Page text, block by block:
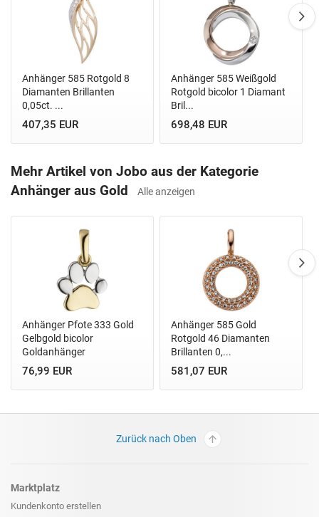
Anhänger 585 Rotgold 8
Diamanten Brillanten
0,05ct. ...
407,35 EUR
Anhänger 585 Weißgold
Rotgold bicolor 1 Diamant
Bril...
698,48 EUR
Mehr Artikel von Jobo aus der Kategorie
Anhänger aus Gold
Alle anzeigen
Anhänger Pfote 333 Gold
Gelbgold bicolor
Goldanhänger
76,99 EUR
Anhänger 585 Gold
Rotgold 46 Diamanten
Brillanten 0,...
581,07 EUR
Zurück nach Oben
Marktplatz
Kundenkonto erstellen